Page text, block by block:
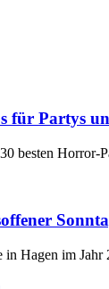
für Partys
besten
Hagen im